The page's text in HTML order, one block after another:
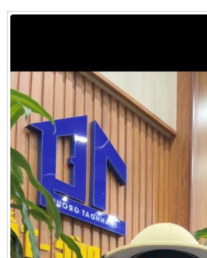
Cần thuê MBKD tại Phường Hoàng Mai
Cần thuê MBKD tại Phường Phương Liệt
Cần thuê MBKD tại Phường Khương Đình
Cần thuê MBKD tại Phường Yên Sở
Cần thuê MBKD tại Phường Hoàng Liệt
Cần thuê MBKD tại Phường Định Công
Cần thuê MBKD tại Phường Tương Mai
Cần thuê MBKD tại Phường Vĩnh Hưng
Cần thuê MBKD tại Phường Lĩnh Nam
Cần thuê MBKD tại Phường Hồng Hà
Cần thuê MBKD tại Phường Láng
Cần thuê MBKD tại Phường Văn Miếu
Cần thuê MBKD tại Phường Kim Liên
Cần thuê MBKD tại Phường Bạch Mai